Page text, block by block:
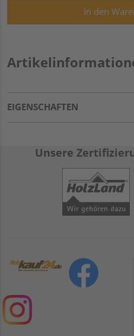
In den
EIGENSCHAFTEN
Unsere